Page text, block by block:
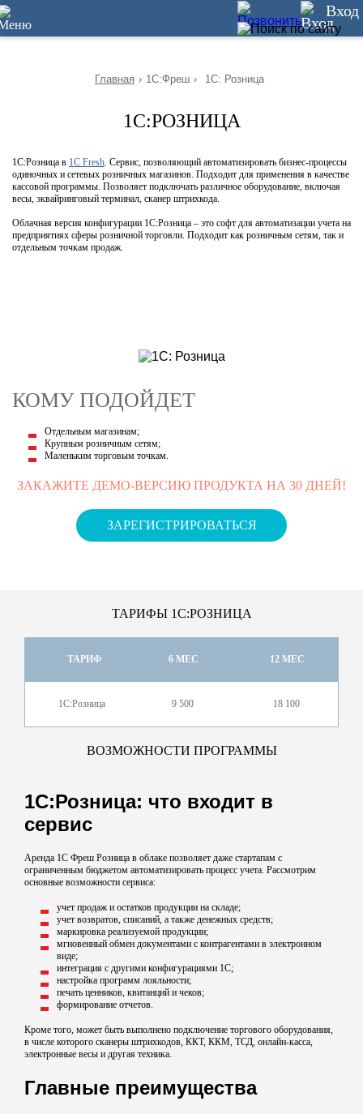
5 Вход
Главная › 1С:Фреш › 1С: Розница
1С:РОЗНИЦА
1С:Розница в 1С Fresh. Сервис, позволяющий автоматизировать бизнес-процессы
одиночных и сетевых розничных магазинов. Подходит для применения в качестве
кассовой программы. Позволяет подключать различное оборудование, включая
весы, эквайринговый терминал, сканер штрихкода.
Облачная версия конфигурации 1С:Розница – это софт для автоматизации учета на
предприятиях сферы розничной торговли. Подходит как розничным сетям, так и
отдельным точкам продаж.
КОМУ ПОДОЙДЕТ
Отдельным магазинам;
Крупным розничным сетям;
Маленьким торговым точкам.
ЗАКАЖИТЕ ДЕМО-ВЕРСИЮ ПРОДУКТА НА 30 ДНЕЙ!
ЗАРЕГИСТРИРОВАТЬСЯ
ТАРИФЫ 1С:РОЗНИЦА
ТАРИФ 6 МЕС 12 МЕС
1С:Розница 9 500 18 100
ВОЗМОЖНОСТИ ПРОГРАММЫ
1С:Розница: что входит в
сервис
Аренда 1С Фреш Розница в облаке позволяет даже стартапам с
ограниченным бюджетом автоматизировать процесс учета. Рассмотрим
основные возможности сервиса:
учет продаж и остатков продукции на складе;
учет возвратов, списаний, а также денежных средств;
маркировка реализуемой продукции;
мгновенный обмен документами с контрагентами в электронном
виде;
интеграция с другими конфигурациями 1С;
настройка программ лояльности;
печать ценников, квитанций и чеков;
формирование отчетов.
Кроме того, может быть выполнено подключение торгового оборудования,
в числе которого сканеры штрихкодов, ККТ, ККМ, ТСД, онлайн-касса,
электронные весы и другая техника.
Главные преимущества